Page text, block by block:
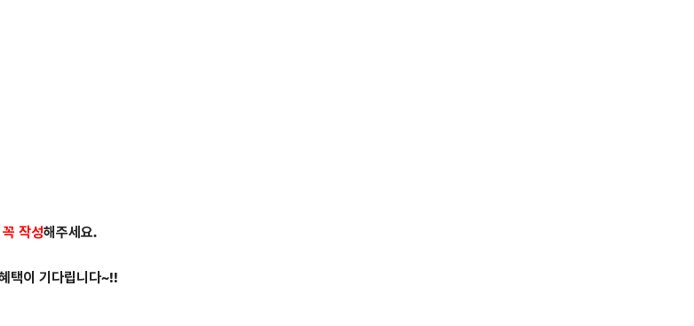
작성해주세요.
택이 기다립니다~!!